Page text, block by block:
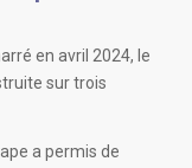
en avril 2024, le
sur trois
a permis de